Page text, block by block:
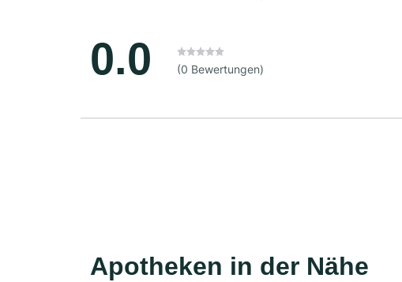
0.0 (0 Bewertungen)
Apotheken in der Nähe